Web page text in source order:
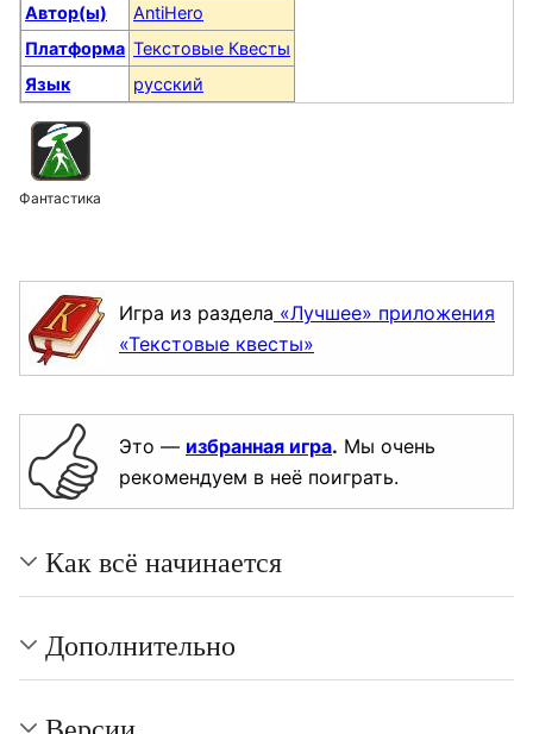
Автор(ы)
AntiHero
Платформа Текстовые Квесты
Язык
русский
Фантастика
Игра из раздела «Лучшее» приложения
«Текстовые квесты»
Это — избранная игра. Мы очень
рекомендуем в неё поиграть.
Как всё начинается
Дополнительно